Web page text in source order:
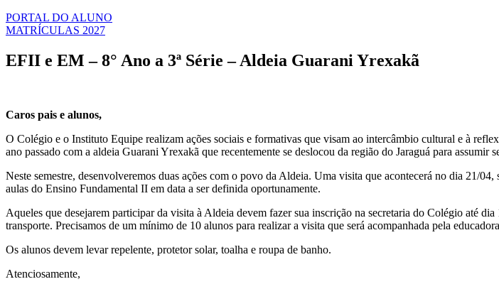
PORTAL DO ALUNO
MATRÍCULAS 2027
EFII e EM – 8° Ano a 3ª Série – Aldeia Guarani Yrexakã
Caros pais e alunos,
O Colégio e o Instituto Equipe realizam ações sociais e formativas que visam ao intercâmbio cultural e à
ano passado com a aldeia Guarani Yrexakã que recentemente se deslocou da região do Jaraguá para assumir
Neste semestre, desenvolveremos duas ações com o povo da Aldeia. Uma visita que acontecerá no dia 21/
aulas do Ensino Fundamental II em data a ser definida oportunamente.
Aqueles que desejarem participar da visita à Aldeia devem fazer sua inscrição na secretaria do Colégio até
transporte. Precisamos de um mínimo de 10 alunos para realizar a visita que será acompanhada pela
Os alunos devem levar repelente, protetor solar, toalha e roupa de banho.
Atenciosamente,